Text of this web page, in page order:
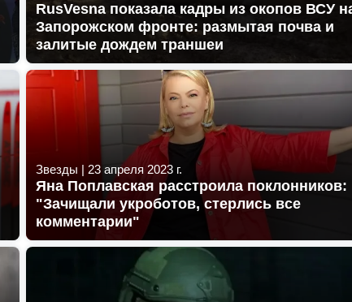
RusVesna показала кадры из окопов ВСУ
Запорожском фронте: размытая почва и
залитые дождем траншеи
Звезды | 23 апреля 2023 г.
Яна Поплавская расстроила поклонников:
"Зачищали укроботов, стерлись все
комментарии"